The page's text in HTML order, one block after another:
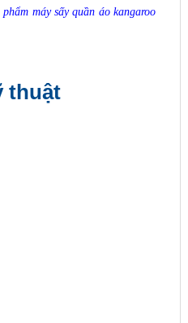
máy sấy quần áo kangaroo
thuật